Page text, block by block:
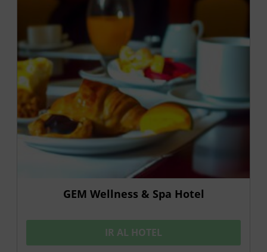
GEM Wellness & Spa Hotel
IR AL HOTEL